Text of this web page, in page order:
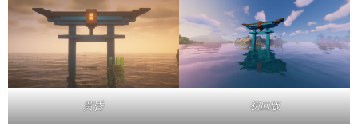
黄昏 初回版